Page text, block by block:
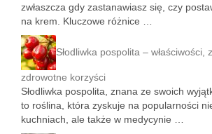
zwłaszcza gdy zastanawiasz się, czy
na krem. Kluczowe różnice …
Słodliwka pospolita – właściwości,
zdrowotne korzyści
Słodliwka pospolita, znana ze swoich
to roślina, która zyskuje na popularności
kuchniach, ale także w medycynie …